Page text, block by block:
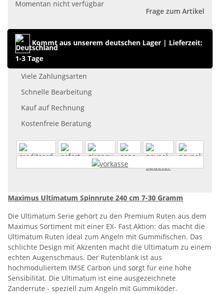
Momentan nicht verfügbar
Frage zum Artikel
Kommt aus unserem deutschen Lager | Lieferzeit:
1-3 Tage
Viele Zahlungsarten
Schnelle Bearbeitung
Kauf auf Rechnung
Kostenfreie Beratung
Maximus Ultimatum Spinnrute 240 cm 7-30 Gramm
Die Ultimatum Serie gehört zu den Premium Ruten aus dem
Maximus Sortiment mit einer EX- Fast Aktion: das macht die
Ultimatum Ruten ideal zum Angeln mit Gummifischen. Das
schlichte Design mit Akzenten macht die Ultimatum zu einem
echten Augenschmaus. Der Rutenblank ist aus
hochmoduliertem IMSE Carbon und sorgt für eine hohe
Sensibilität. Die Ultimatum ist eine ausgezeichnete
Zanderrute - speziell zum Angeln mit Gummiköder.